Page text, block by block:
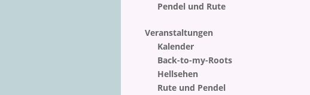
Pendel und Rute
Veranstaltungen
Kalender
Back-to-my-Roots
Hellsehen
Rute und Pendel